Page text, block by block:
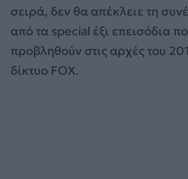
σειρά, δεν θα απέκλειε τη
από τα special έξι επεισόδια
προβληθούν στις αρχές του
δίκτυο FOX.